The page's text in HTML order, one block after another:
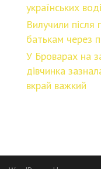
укpаїнських
Вилучили після
батькам через
У Броварах на
дівчинка
вкрай важкий